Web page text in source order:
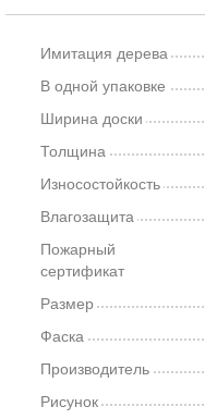
Имитация дерева
В одной упаковке
Ширина доски
Толщина
Износостойкость
Влагозащита
Пожарный
сертификат
Размер
Фаска
Производитель
Рисунок